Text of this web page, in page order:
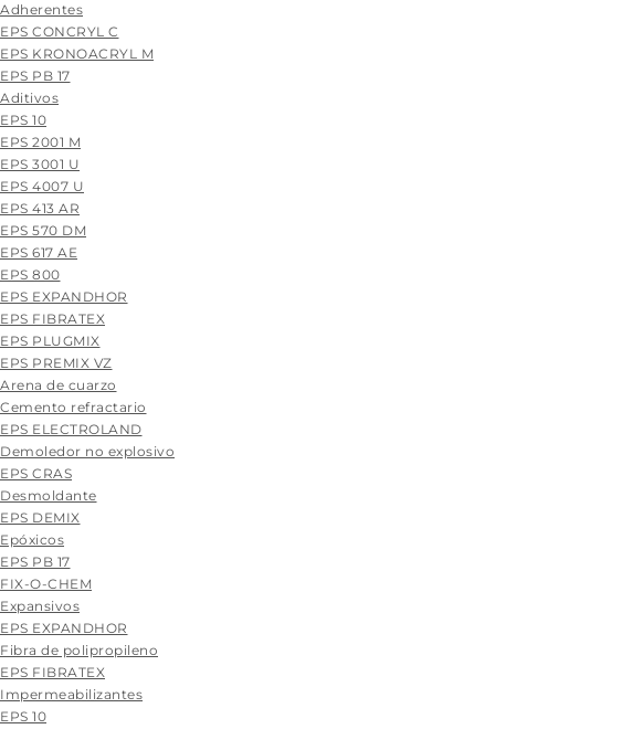
Adherentes
EPS CONCRYL C
EPS KRONOACRYL M
EPS PB 17
Aditivos
EPS 10
EPS 2001 M
EPS 3001 U
EPS 4007 U
EPS 413 AR
EPS 570 DM
EPS 617 AE
EPS 800
EPS EXPANDHOR
EPS FIBRATEX
EPS PLUGMIX
EPS PREMIX VZ
Arena de cuarzo
Cemento refractario
EPS ELECTROLAND
Demoledor no explosivo
EPS CRAS
Desmoldante
EPS DEMIX
Epóxicos
EPS PB 17
FIX-O-CHEM
Expansivos
EPS EXPANDHOR
Fibra de polipropileno
EPS FIBRATEX
Impermeabilizantes
EPS 10